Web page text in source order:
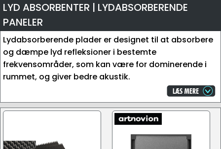
LYD ABSORBENTER | LYDABSORBERENDE
PANELER
Lydabsorberende plader er designet til at absorbere
og dæmpe lyd refleksioner i bestemte
frekvensområder, som kan være for dominerende i
rummet, og giver bedre akustik.